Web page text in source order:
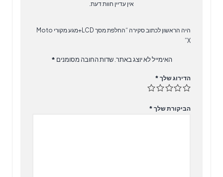
אין עדיין חוות דעת.
היה הראשון לכתוב סקירה “החלפת מסך LCD+מגע מקורי Moto
X”
האימייל לא יוצג באתר. שדות החובה מסומנים *
הדירוג שלך *
הביקורת שלך *